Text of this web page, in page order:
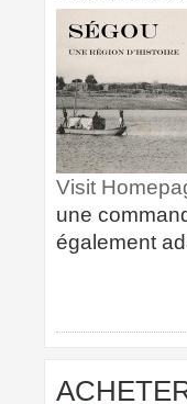
Visit
une
également